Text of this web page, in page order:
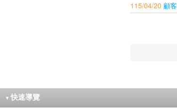
115/04/20 顧
▼ 快速導覽